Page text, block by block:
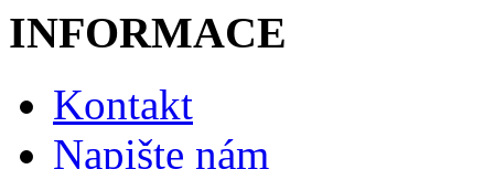
INFORMACE
Kontakt
Napište nám